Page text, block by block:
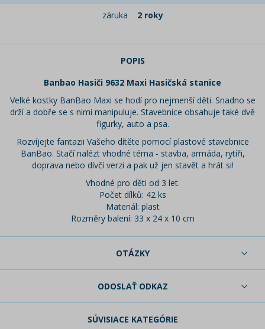
záruka
2 roky
POPIS
Banbao Hasiči 9632 Maxi Hasičská stanice
Velké kostky BanBao Maxi se hodí pro nejmenší děti. Snadno se
drží a dobře se s nimi manipuluje. Stavebnice obsahuje také dvě
figurky, auto a psa.
Rozvíjejte fantazii Vašeho dítěte pomocí plastové stavebnice
BanBao. Stačí nalézt vhodné téma - stavba, armáda, rytíři,
doprava nebo dívčí verzi a pak už jen stavět a hrát si!
Vhodné pro děti od 3 let.
Počet dílků: 42 ks
Materiál: plast
Rozměry balení: 33 x 24 x 10 cm
OTÁZKY
ODOSLAŤ ODKAZ
SÚVISIACE KATEGÓRIE